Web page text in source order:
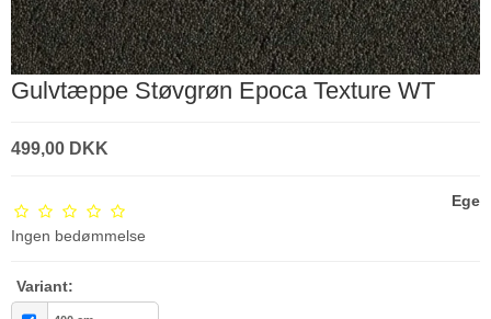
Gulvtæppe Støvgrøn Epoca Texture WT
499,00 DKK
Ingen bedømmelse
Ege
Variant: